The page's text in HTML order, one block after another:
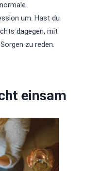
um. Hast du
dagegen, mit
zu reden.
einsam